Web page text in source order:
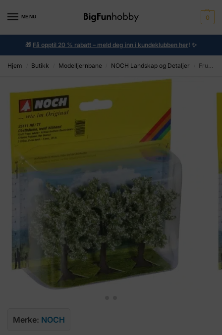
MENU 0
🎁 Få opptil 20 % rabatt – meld deg inn i kundeklubben her! ✨
Hjem Butikk Modelljernbane NOCH Landskap og Detaljer Fruit Trees white blossom, 3 pieces, 8 cm high
Merke: NOCH